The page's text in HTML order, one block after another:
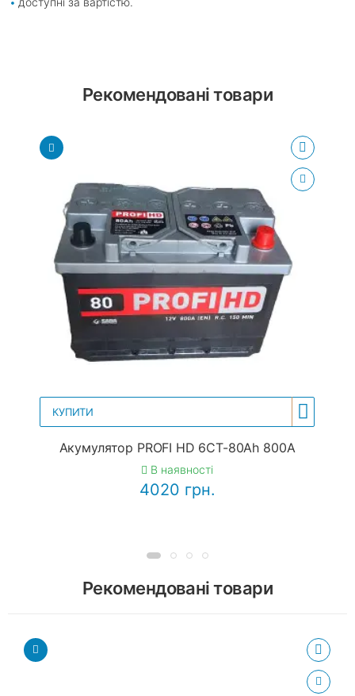
Рекомендовані товари
КУПИТИ
Акумулятор PROFI HD 6CT-80Ah 800A
В наявності
4020 грн.
Рекомендовані товари